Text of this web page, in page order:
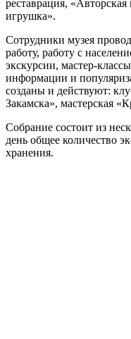
реставрация,
игрушка».
Сотрудники музея
работу, работу с
экскурсии, мастер-
информации и
созданы и действуют:
Закамска», мастерская
Собрание состоит из
день общее количество
хранения.